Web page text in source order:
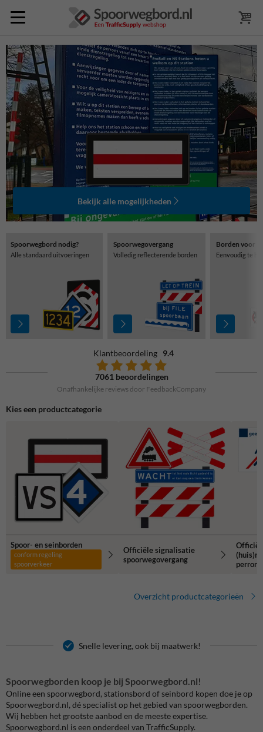
Bekijk alle mogelijkheden
Spoorwegbord nodig?
Alle standaard uitvoeringen
Spoorwegovergang
Volledig reflecterende borden
Borden voor
Eenvoudig te
Klantbeoordeling 9.4
7061 beoordelingen
Onafhankelijke reviews door FeedbackCompany
Kies een productcategorie
Spoor- en seinborden
conform regeling
spoorverkeer
Officiële signalisatie
spoorwegovergang
perron
Overzicht productcategorieën
Snelle levering, ook bij maatwerk!
Spoorwegborden koop je bij Spoorwegbord.nl!
Online een spoorwegbord, stationsbord of seinbord kopen doe je op
Spoorwegbord.nl, dé specialist op het gebied van spoorwegborden.
Wij hebben het grootste aanbod en de meeste expertise.
Spoorwegbord.nl is een onderdeel van TrafficSupply.